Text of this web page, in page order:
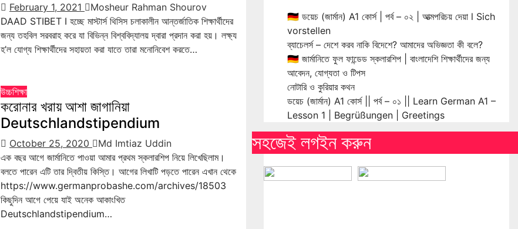
February 1, 2021
Mosheur Rahman Shourov
DAAD STIBET I হচ্ছে মাস্টার্স থিসিস চলাকালীন আন্তর্জাতিক শিক্ষার্থীদের
জন্য তহবিল সরবরাহ করে যা বিভিন্ন বিশ্ববিদ্যালয় দ্বারা প্রদান করা হয়। লক্ষ্য
হ’ল যোগ্য শিক্ষার্থীদের সহায়তা করা যাতে তারা মনোনিবেশ করতে…
উচ্চশিক্ষা
করোনার খরায় আশা জাগানিয়া
Deutschlandstipendium
October 25, 2020
Md Imtiaz Uddin
এক বছর আগে জার্মানিতে পাওয়া আমার প্রথম স্কলারশিপ নিয়ে লিখেছিলাম।
বলতে পারেন এটি তার দ্বিতীয় কিস্তি। আগের লিখাটি পড়তে পারেন এখান থেকে
https://www.germanprobashe.com/archives/18503
কিছুদিন আগে পেয়ে যাই অনেক আকাংখিত
Deutschlandstipendium…
🇩🇪 ডয়েচ (জার্মান) A1 কোর্স | পর্ব – ০২ | আত্মপরিচয় দেয়া l Sich
vorstellen
ব্যাচেলর্স – দেশে করব নাকি বিদেশে? আমাদের অভিজ্ঞতা কী বলে?
🇩🇪 জার্মানিতে ফুল ফান্ডেড স্কলারশিপ | বাংলাদেশি শিক্ষার্থীদের জন্য
আবেদন, যোগ্যতা ও টিপস
নোটারি ও কুরিয়ার কথন
ডয়েচ (জার্মান) A1 কোর্স || পর্ব – ০১ || Learn German A1 –
Lesson 1 | Begrüßungen | Greetings
সহজেই লগইন করুন